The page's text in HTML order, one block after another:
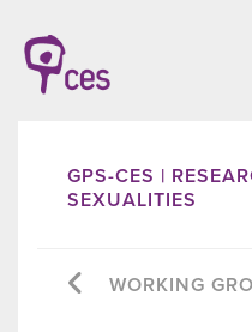
GPS-CES |
SEXUALITIES
WORKING